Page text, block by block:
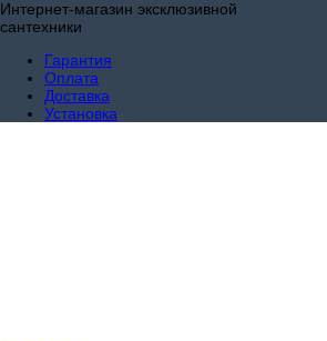
Интернет-магазин эксклюзивной
сантехники
Гарантия
Оплата
Доставка
Установка